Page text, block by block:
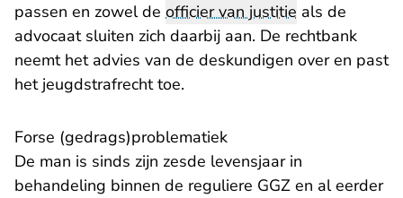
passen en zowel de officier van justitie als de
advocaat sluiten zich daarbij aan. De rechtbank
neemt het advies van de deskundigen over en past
het jeugdstrafrecht toe.
​Forse (gedrags)problematiek
De man is sinds zijn zesde levensjaar in
behandeling binnen de reguliere GGZ en al eerder